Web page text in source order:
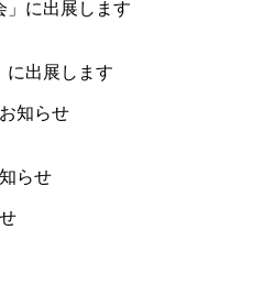
に出展します
らせ